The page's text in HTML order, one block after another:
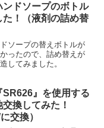
降るので傘は必需品。
ンドソープのボトル
た！（液剤の詰め替
ソープの替えボトルが
ったので、詰め替えが
してみました。
SR626』を使用する
換してみた！
交換）